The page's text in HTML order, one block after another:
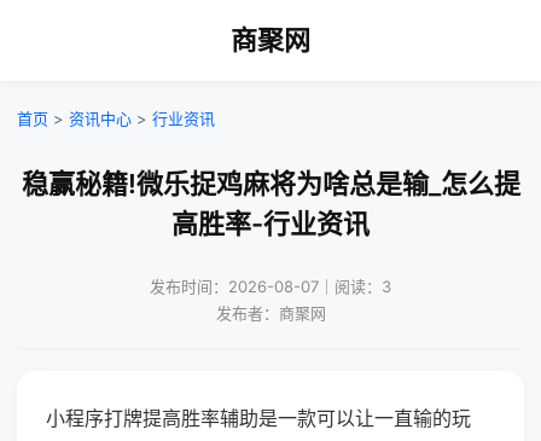
商聚网
首页 > 资讯中心 > 行业资讯
稳赢秘籍!微乐捉鸡麻将为啥总是输_怎么提
高胜率-行业资讯
发布时间：2026-08-07｜阅读：3
发布者：商聚网
小程序打牌提高胜率辅助是一款可以让一直输的玩